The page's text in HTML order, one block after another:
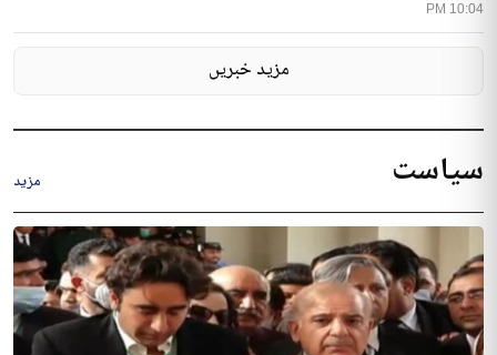
10:04 PM
مزید خبریں
سیاست مزید